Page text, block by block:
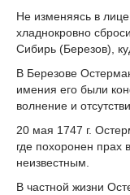
Не изменяясь в
хладнокровно
Сибирь (Березов),
В Березове
имения его были
волнение и
20 мая 1747 г.
где похоронен прах
неизвестным.
В частной жизни